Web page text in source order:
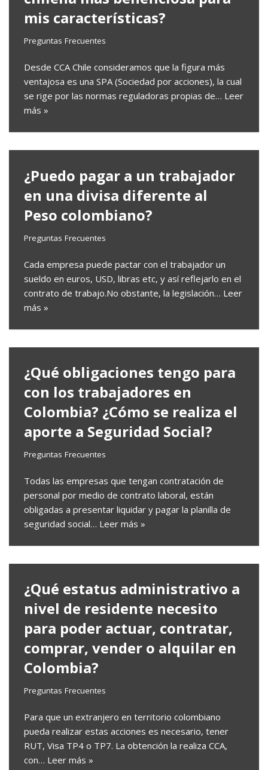
mis características?
Preguntas Frecuentes
Desde CCA Chile consideramos que la figura más
ventajosa es una SPA (Sociedad por acciones), la cual
se rige por las normas reguladoras propias de… Leer
más »
¿Puedo pagar a un trabajador
en una divisa diferente al
Peso colombiano?
Preguntas Frecuentes
Cada empresa puede pactar con el trabajador un
sueldo en euros, USD, libras etc, y así reflejarlo en el
contrato de trabajo.No obstante, la legislación… Leer
más »
¿Qué obligaciones tengo para
con los trabajadores en
Colombia? ¿Cómo se realiza el
aporte a Seguridad Social?
Preguntas Frecuentes
Todas las empresas que tengan contratación de
personal por medio de contrato laboral, están
obligadas a presentar liquidar y pagar la planilla de
seguridad social… Leer más »
¿Qué estatus administrativo a
nivel de residente necesito
para poder actuar, contratar,
comprar, vender o alquilar en
Colombia?
Preguntas Frecuentes
Para que un extranjero en territorio colombiano
pueda realizar estas acciones es necesario, tener
RUT, Visa TP4 o TP7. La obtención la realiza CCA,
con… Leer más »